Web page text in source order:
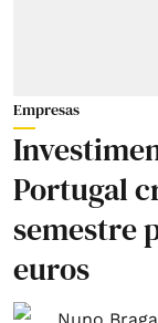
Empresas
Portugal
semestre
euros